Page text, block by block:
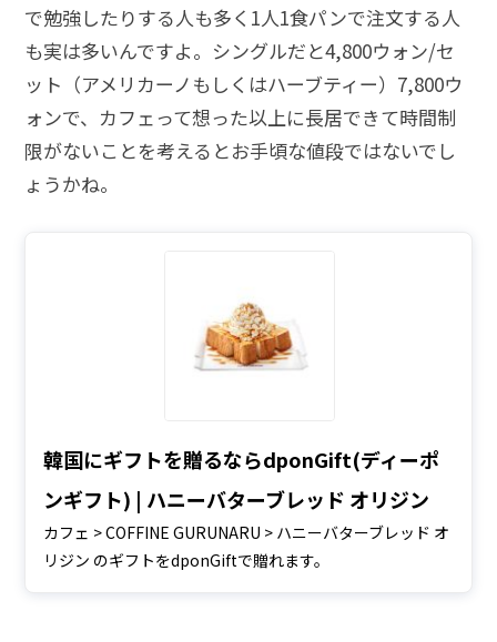
で勉強したりする人も多く1人1食パンで注文する人
も実は多いんですよ。シングルだと4,800ウォン/セ
ット（アメリカーノもしくはハーブティー）7,800ウ
ォンで、カフェって想った以上に長居できて時間制
限がないことを考えるとお手頃な値段ではないでし
ょうかね。
韓国にギフトを贈るならdponGift(ディーポ
ンギフト) | ハニーバターブレッド オリジン
カフェ > COFFINE GURUNARU > ハニーバターブレッド オ
リジン のギフトをdponGiftで贈れます。